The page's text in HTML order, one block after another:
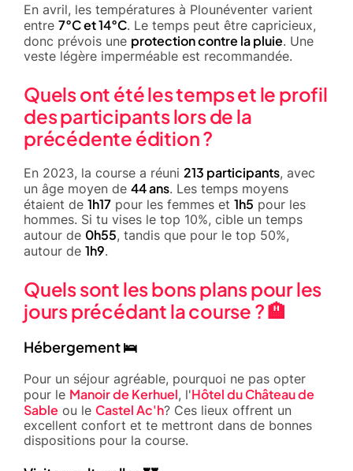
En avril, les températures à Plounéventer varient
entre 7°C et 14°C. Le temps peut être capricieux,
donc prévois une protection contre la pluie. Une
veste légère imperméable est recommandée.
Quels ont été les temps et le profil
des participants lors de la
précédente édition ?
En 2023, la course a réuni 213 participants, avec
un âge moyen de 44 ans. Les temps moyens
étaient de 1h17 pour les femmes et 1h5 pour les
hommes. Si tu vises le top 10%, cible un temps
autour de 0h55, tandis que pour le top 50%,
autour de 1h9.
Quels sont les bons plans pour les
jours précédant la course ? 🏨
Hébergement 🛌
Pour un séjour agréable, pourquoi ne pas opter
pour le Manoir de Kerhuel, l'Hôtel du Château de
Sable ou le Castel Ac'h? Ces lieux offrent un
excellent confort et te mettront dans de bonnes
dispositions pour la course.